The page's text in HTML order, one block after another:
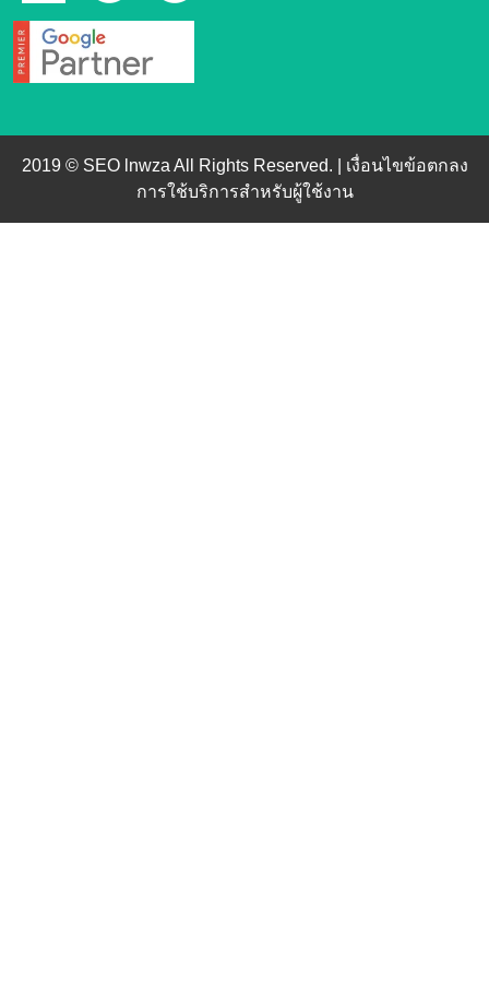
2019 © SEO lnwza All Rights Reserved. | เงื่อนไขข้อตกลง
การใช้บริการสำหรับผู้ใช้งาน